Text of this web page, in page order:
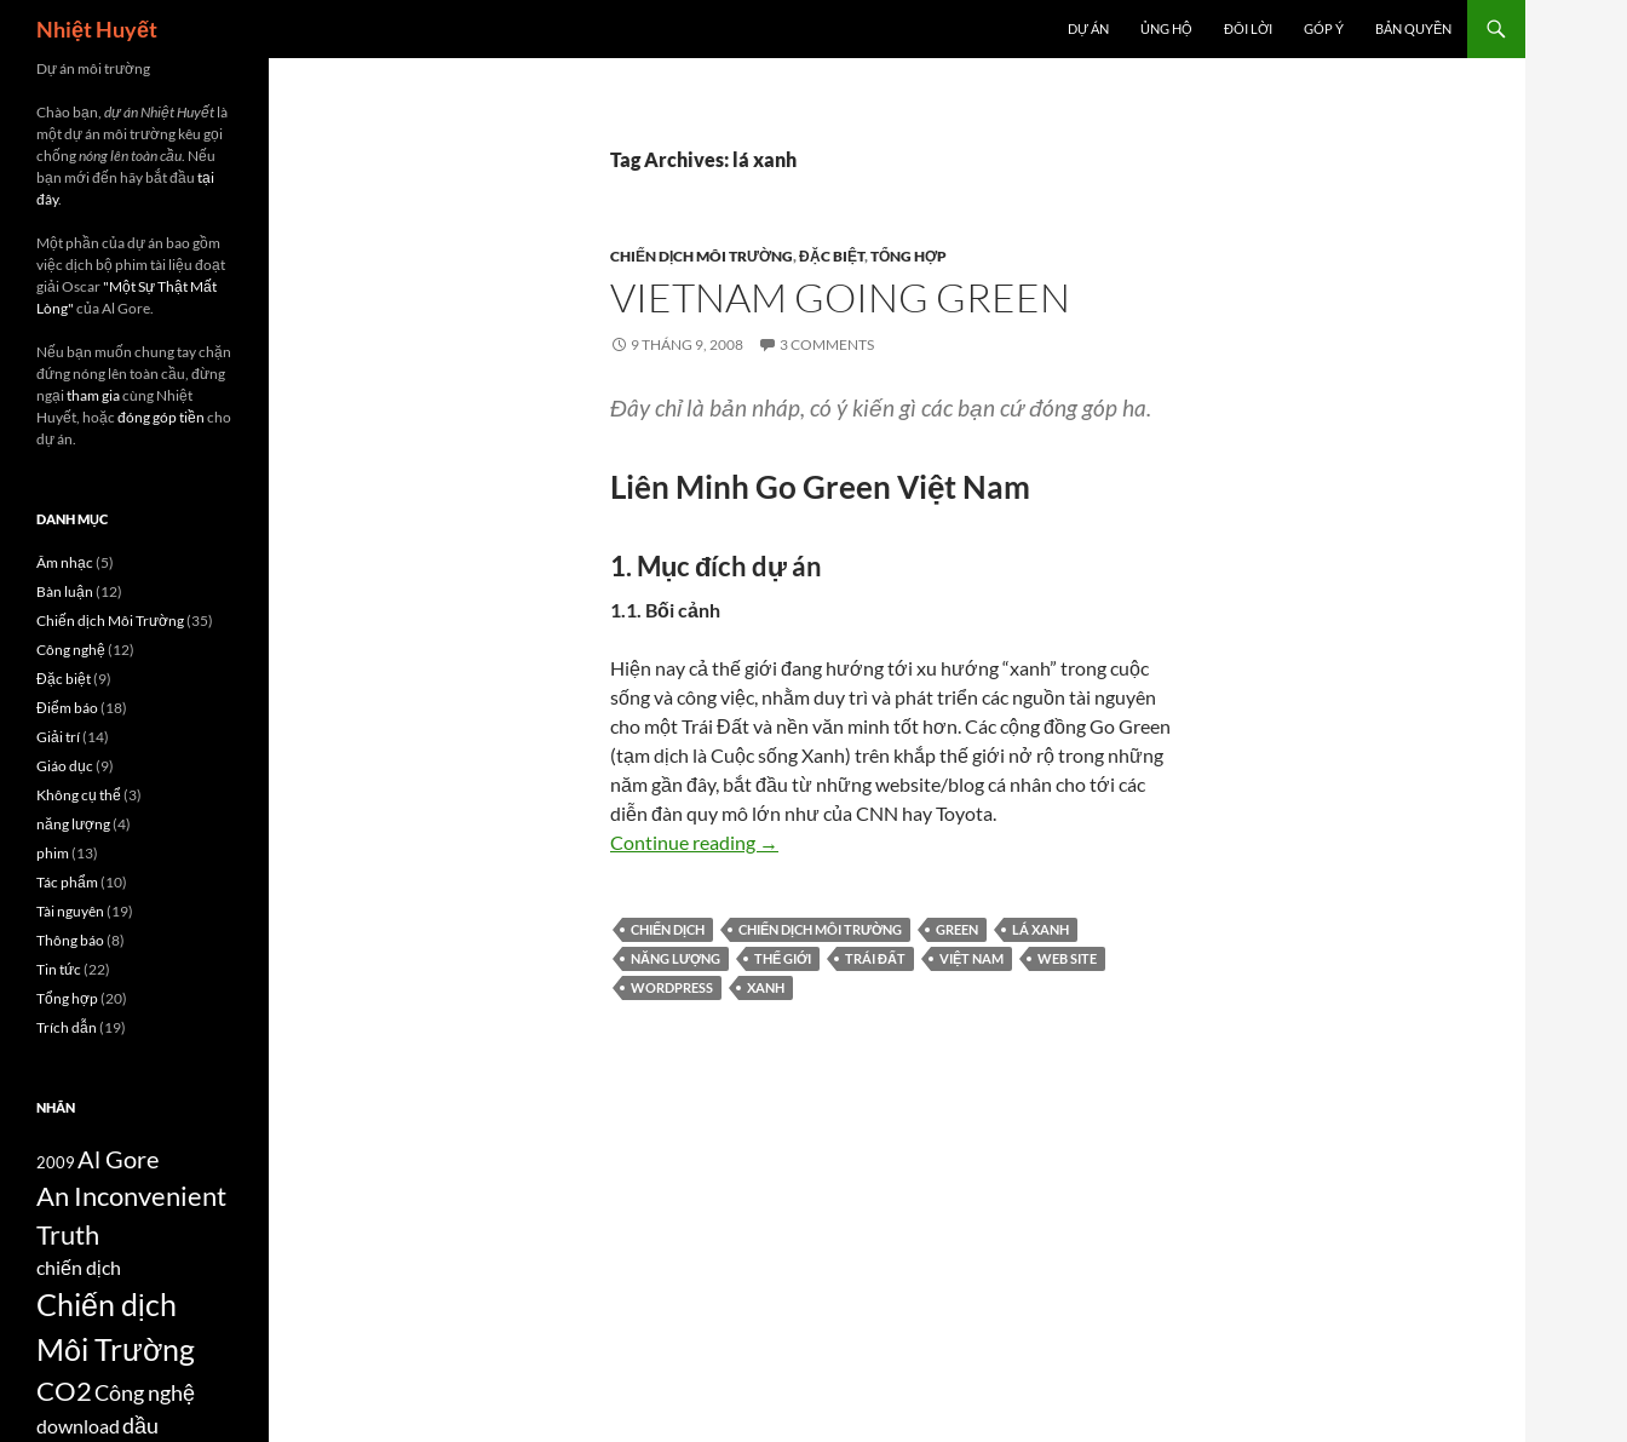
content
Nhiệt Huyết DỰ ÁN ỦNG HỘ ĐÔI LỜI GÓP Ý BẢN QUYỀN
Tag Archives: lá xanh
CHIẾN DỊCH MÔI TRƯỜNG,ĐẶC BIỆT,TỔNG HỢP
VIETNAM GOING GREEN
9 THÁNG 9, 2008 3 COMMENTS
Đây chỉ là bản nháp, có ý kiến gì các bạn cứ đóng góp ha.
Liên Minh Go Green Việt Nam
1. Mục đích dự án
1.1. Bối cảnh
Hiện nay cả thế giới đang hướng tới xu hướng “xanh” trong cuộc
sống và công việc, nhằm duy trì và phát triển các nguồn tài nguyên
cho một Trái Đất và nền văn minh tốt hơn. Các cộng đồng Go Green
(tạm dịch là Cuộc sống Xanh) trên khắp thế giới nở rộ trong những
năm gần đây, bắt đầu từ những website/blog cá nhân cho tới các
diễn đàn quy mô lớn như của CNN hay Toyota.
Continue reading Vietnam Going Green
→
CHIẾN DỊCH CHIẾN DỊCH MÔI TRƯỜNG GREEN
LÁ XANH
NĂNG LƯỢNG
THẾ GIỚI TRÁI ĐẤT VIỆT NAM
WEB SITE
WORDPRESS
XANH
Dự án môi trường
Chào bạn, dự án Nhiệt Huyết là
một dự án môi trường kêu gọi
chốngnóng lên toàn cầu. Nếu
bạn mới đến hãy bắt đầu tại
đây.
Một phần của dự án bao gồm
việc dịch bộ phim tài liệu đoạt
giải Oscar"Một Sự Thật Mất
Lòng" của Al Gore.
Nếu bạn muốn chung tay chặn
đứng nóng lên toàn cầu, đừng
ngạitham giacùng Nhiệt
Huyết, hoặc đóng góp tiền cho
dự án.
DANH MỤC
Âm nhạc (5)
Bàn luận (12)
Chiến dịch Môi Trường(35)
Công nghệ (12)
Đặc biệt(9)
Điểm báo(18)
Giải trí(14)
Giáo dục (9)
Không cụ thể (3)
năng lượng(4)
phim(13)
Tác phẩm(10)
Tài nguyên (19)
Thông báo(8)
Tin tức (22)
Tổng hợp(20)
Trích dẫn (19)
NHÃN
2009Al Gore
An Inconvenient
Truth
chiến dịch
Chiến dịch
Môi Trường
CO2Công nghệ
downloaddầu